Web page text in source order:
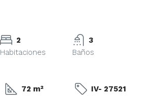
2
Habitaciones
3
Baños
72 m²
IV- 27521